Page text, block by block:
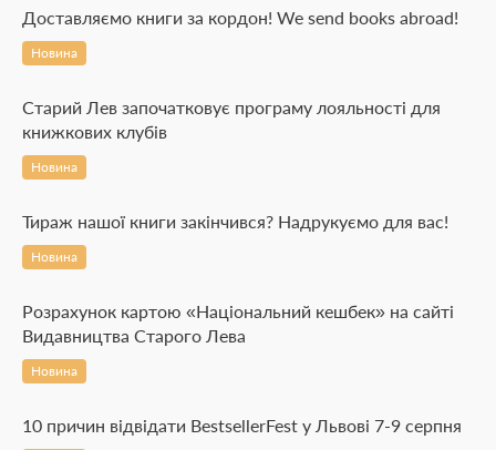
Доставляємо книги за кордон! We send books abroad!
Новина
Старий Лев започатковує програму лояльності для
книжкових клубів
Новина
Тираж нашої книги закінчився? Надрукуємо для вас!
Новина
Розрахунок картою «Національний кешбек» на сайті
Видавництва Старого Лева
Новина
10 причин відвідати BestsellerFest у Львові 7-9 серпня